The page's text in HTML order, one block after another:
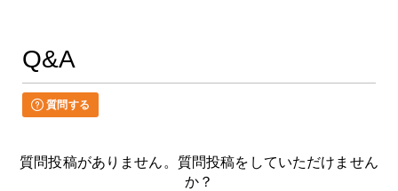
Q&A
質問する
質問投稿がありません。質問投稿をしていただけません
か？